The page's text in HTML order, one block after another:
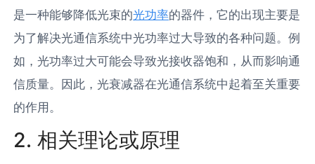
是一种能够降低光束的光功率的器件，它的出现主要是
为了解决光通信系统中光功率过大导致的各种问题。例
如，光功率过大可能会导致光接收器饱和，从而影响通
信质量。因此，光衰减器在光通信系统中起着至关重要
的作用。
2. 相关理论或原理